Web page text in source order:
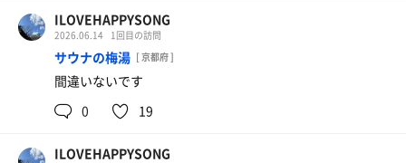
ILOVEHAPPYSONG
2026.06.14 1回目の訪問
サウナの梅湯 [ 京都府 ]
間違いないです
0
19
ILOVEHAPPYSONG